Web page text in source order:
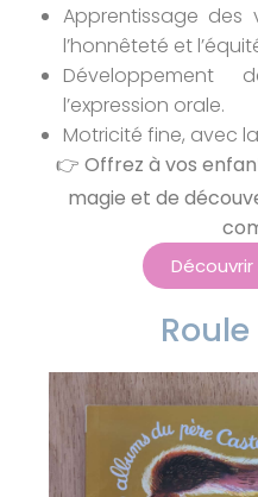
Apprentissage des
l’honnêteté et
l’expression orale.
Motricité fine, avec
👉 Offrez à vos
magie et de